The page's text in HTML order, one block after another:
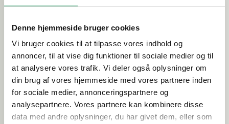
Denne hjemmeside bruger cookies
Vi bruger cookies til at tilpasse vores indhold og
annoncer, til at vise dig funktioner til sociale medier og til
at analysere vores trafik. Vi deler også oplysninger om
din brug af vores hjemmeside med vores partnere inden
for sociale medier, annonceringspartnere og
analysepartnere. Vores partnere kan kombinere disse
data med andre oplysninger, du har givet dem, eller som
Telefon*
Tilføj kommentar
Consent*
Ved at udfylde formularen giver du samtykke til at
modtage e-mails med nyheder og viden fra Godik. Du
kan læse mere i vores privatlivspolitik og altid afmelde
dig igen.